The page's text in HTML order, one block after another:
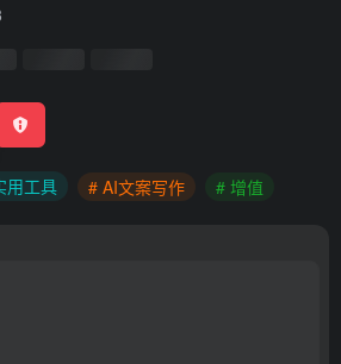
用工具 # AI文案写作 # 增值